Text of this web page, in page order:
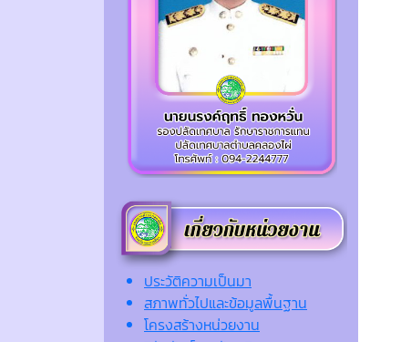
ประวัติความเป็นมา
สภาพทั่วไปและข้อมูลพื้นฐาน
โครงสร้างหน่วยงาน